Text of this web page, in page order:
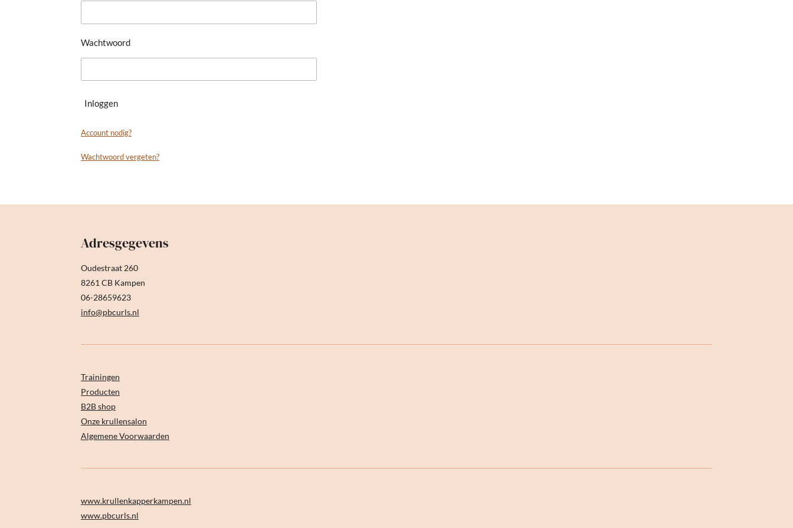
Wachtwoord
Inloggen
Account nodig?
Wachtwoord vergeten?
Adresgegevens
Oudestraat 260
8261 CB Kampen
06-28659623
info@pbcurls.nl
Trainingen
Producten
B2B shop
Onze krullensalon
Algemene Voorwaarden
www.krullenkapperkampen.nl
www.pbcurls.nl